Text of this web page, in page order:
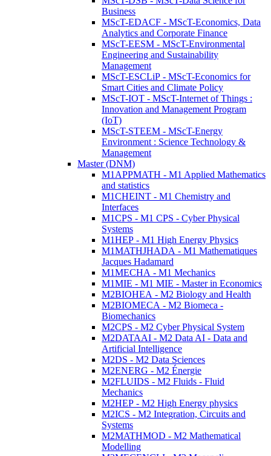
Business
MScT-EDACF - MScT-Economics, Data
Analytics and Corporate Finance
MScT-EESM - MScT-Environmental
Engineering and Sustainability
Management
MScT-ESCLiP - MScT-Economics for
Smart Cities and Climate Policy
MScT-IOT - MScT-Internet of Things :
Innovation and Management Program
(IoT)
MScT-STEEM - MScT-Energy
Environment : Science Technology &
Management
Master (DNM)
M1APPMATH - M1 Applied Mathematics
and statistics
M1CHEINT - M1 Chemistry and
Interfaces
M1CPS - M1 CPS - Cyber Physical
Systems
M1HEP - M1 High Energy Physics
M1MATHJHADA - M1 Mathematiques
Jacques Hadamard
M1MECHA - M1 Mechanics
M1MIE - M1 MIE - Master in Economics
M2BIOHEA - M2 Biology and Health
M2BIOMECA - M2 Biomeca -
Biomechanics
M2CPS - M2 Cyber Physical System
M2DATAAI - M2 Data AI - Data and
Artificial Intelligence
M2DS - M2 Data Sciences
M2ENERG - M2 Énergie
M2FLUIDS - M2 Fluids - Fluid
Mechanics
M2HEP - M2 High Energy physics
M2ICS - M2 Integration, Circuits and
Systems
M2MATHMOD - M2 Mathematical
Modelling